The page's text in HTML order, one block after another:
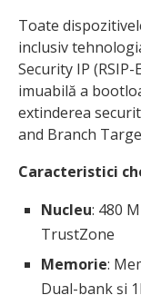
Toate
inclusiv
Security IP
imuabilă a
extinderea
and Branch
Caracteristici
Nucleu: 480
TrustZone
Memorie:
Dual-bank și